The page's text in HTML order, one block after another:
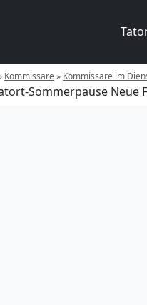
Kommissare» Kommissare im
Sommerpause Neue